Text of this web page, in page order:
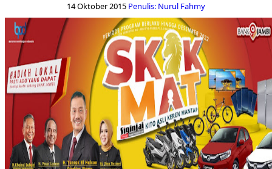
14 Oktober 2015 Penulis: Nurul Fahmy